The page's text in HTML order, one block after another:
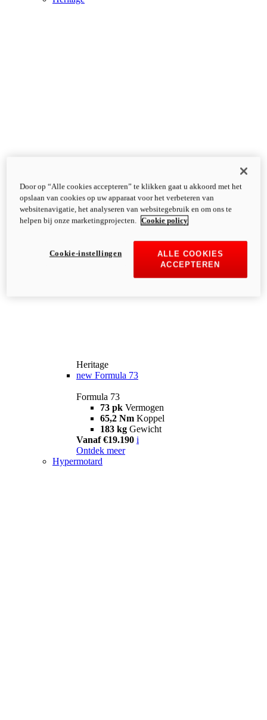
Heritage
new Formula 73
Formula 73
73 pk Vermogen
65,2 Nm Koppel
183 kg Gewicht
Vanaf €19.190 i
Ontdek meer
Hypermotard
Door op “Alle cookies accepteren” te klikken gaat u akkoord met het
opslaan van cookies op uw apparaat voor het verbeteren van
websitenavigatie, het analyseren van websitegebruik en om ons te
helpen bij onze marketingprojecten.
Cookie policy
ALLE COOKIES
ACCEPTEREN
Cookie-instellingen